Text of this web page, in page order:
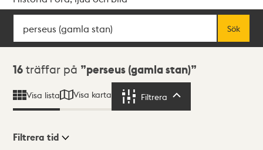
Sök
Sök
Sökresultat
16 träffar på perseus (gamla stan)
Visa lista Visa karta Filtrera
Filtrera tid